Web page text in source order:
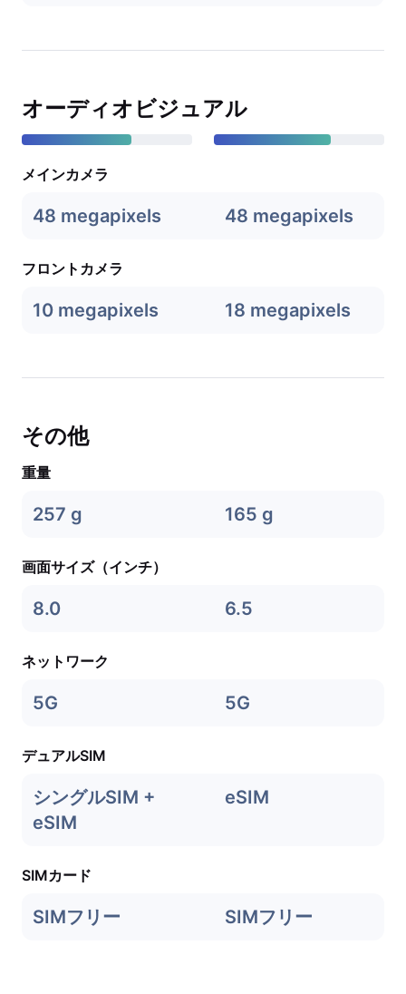
オーディオビジュアル
メインカメラ
48 megapixels 48 megapixels
フロントカメラ
10 megapixels 18 megapixels
その他
重量
257 g 165 g
画面サイズ（インチ）
8.0 6.5
ネットワーク
5G 5G
デュアルSIM
シングルSIM +
eSIM
eSIM
SIMカード
SIMフリー SIMフリー